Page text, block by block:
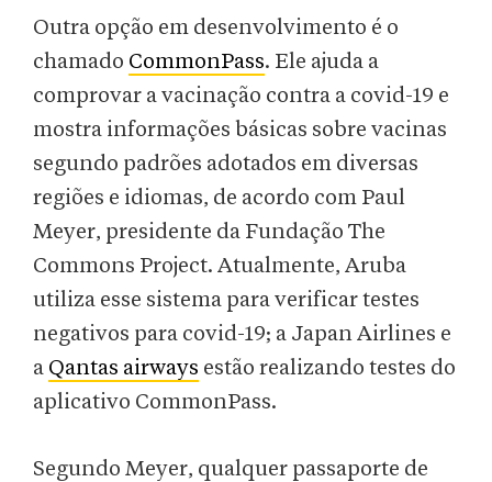
Outra opção em desenvolvimento é o
chamado CommonPass. Ele ajuda a
comprovar a vacinação contra a covid-19 e
mostra informações básicas sobre vacinas
segundo padrões adotados em diversas
regiões e idiomas, de acordo com Paul
Meyer, presidente da Fundação The
Commons Project. Atualmente, Aruba
utiliza esse sistema para verificar testes
negativos para covid-19; a Japan Airlines e
a Qantas airways estão realizando testes do
aplicativo CommonPass.
Segundo Meyer, qualquer passaporte de